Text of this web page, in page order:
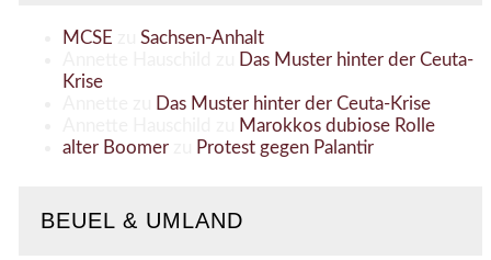
MCSE
Sachsen-Anhalt
Das Muster hinter der Ceuta-
Krise
Das Muster hinter der Ceuta-Krise
Marokkos dubiose Rolle
alter Boomerzu Protest gegen Palantir
BEUEL & UMLAND